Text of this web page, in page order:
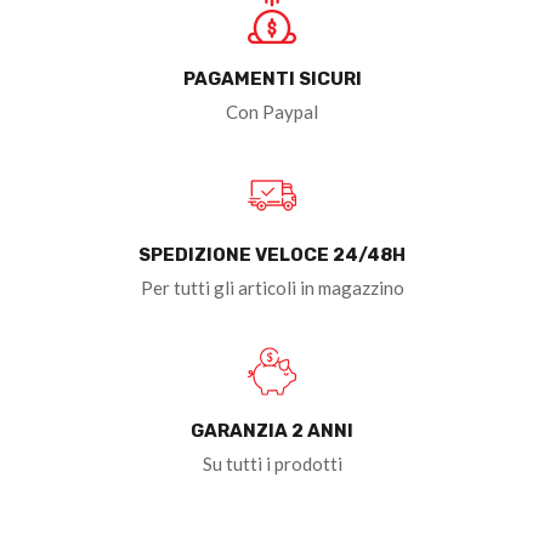
PAGAMENTI SICURI
Con Paypal
SPEDIZIONE VELOCE 24/48H
Per tutti gli articoli in magazzino
GARANZIA 2 ANNI
Su tutti i prodotti